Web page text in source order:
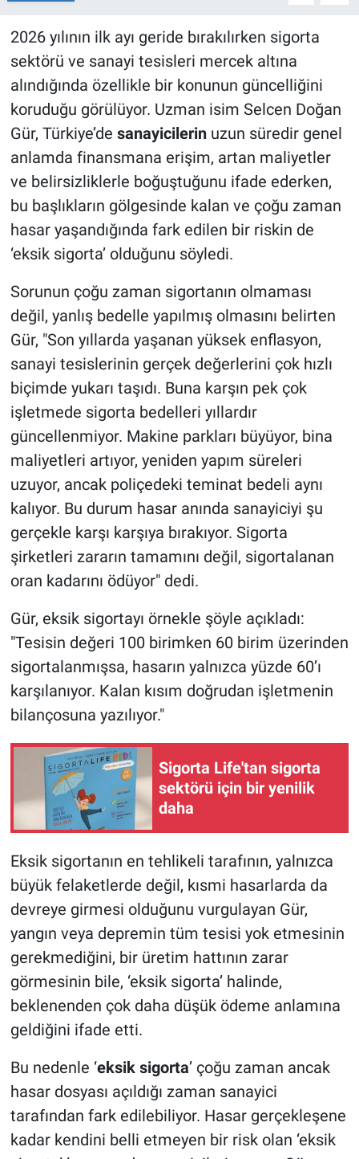
2026 yılının ilk ayı geride bırakılırken sigorta
sektörü ve sanayi tesisleri mercek altına
alındığında özellikle bir konunun güncelliğini
koruduğu görülüyor. Uzman isim Selcen Doğan
Gür, Türkiye’de sanayicilerin uzun süredir genel
anlamda finansmana erişim, artan maliyetler
ve belirsizliklerle boğuştuğunu ifade ederken,
bu başlıkların gölgesinde kalan ve çoğu zaman
hasar yaşandığında fark edilen bir riskin de
‘eksik sigorta’ olduğunu söyledi.
Sorunun çoğu zaman sigortanın olmaması
değil, yanlış bedelle yapılmış olmasını belirten
Gür, "Son yıllarda yaşanan yüksek enflasyon,
sanayi tesislerinin gerçek değerlerini çok hızlı
biçimde yukarı taşıdı. Buna karşın pek çok
işletmede sigorta bedelleri yıllardır
güncellenmiyor. Makine parkları büyüyor, bina
maliyetleri artıyor, yeniden yapım süreleri
uzuyor, ancak poliçedeki teminat bedeli aynı
kalıyor. Bu durum hasar anında sanayiciyi şu
gerçekle karşı karşıya bırakıyor. Sigorta
şirketleri zararın tamamını değil, sigortalanan
oran kadarını ödüyor" dedi.
Gür, eksik sigortayı örnekle şöyle açıkladı:
"Tesisin değeri 100 birimken 60 birim üzerinden
sigortalanmışsa, hasarın yalnızca yüzde 60’ı
karşılanıyor. Kalan kısım doğrudan işletmenin
bilançosuna yazılıyor."
Sigorta Life'tan sigorta
sektörü için bir yenilik
daha
Eksik sigortanın en tehlikeli tarafının, yalnızca
büyük felaketlerde değil, kısmi hasarlarda da
devreye girmesi olduğunu vurgulayan Gür,
yangın veya depremin tüm tesisi yok etmesinin
gerekmediğini, bir üretim hattının zarar
görmesinin bile, ‘eksik sigorta’ halinde,
beklenenden çok daha düşük ödeme anlamına
geldiğini ifade etti.
Bu nedenle ‘eksik sigorta’ çoğu zaman ancak
hasar dosyası açıldığı zaman sanayici
tarafından fark edilebiliyor. Hasar gerçekleşene
kadar kendini belli etmeyen bir risk olan ‘eksik